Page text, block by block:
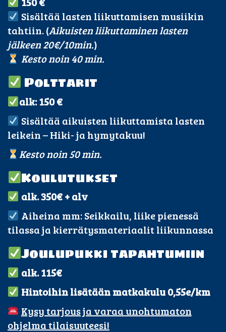
Sisältää lasten liikuttamisen musiikin
tahtiin. (Aikuisten liikuttaminen lasten
jälkeen 20€/10min.)
Kesto noin 40 min.
Polttarit
alk: 150 €
Sisältää aikuisten liikuttamista lasten
leikein – Hiki- ja hymytakuu!
Kesto noin 50 min.
Koulutukset
alk. 350€ + alv
Aiheina mm: Seikkailu, liike pienessä
tilassa ja kierrätysmateriaalit liikunnassa
Joulupukki tapahtumiin
alk. 115€
Hintoihin lisätään matkakulu 0,55e/km
Kysy tarjous ja varaa unohtumaton
ohjelma tilaisuuteesi!